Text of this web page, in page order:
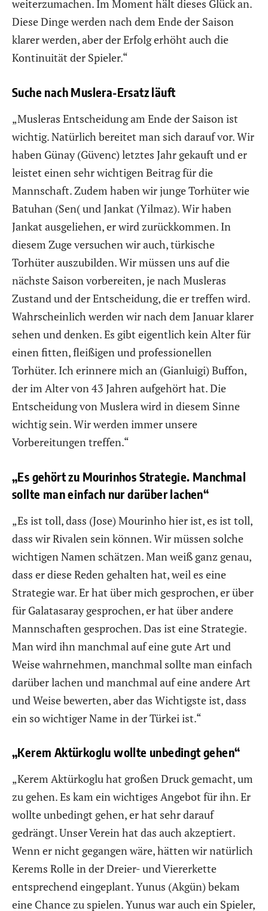
weiterzumachen. Im Moment hält dieses Glück an.
Diese Dinge werden nach dem Ende der Saison
klarer werden, aber der Erfolg erhöht auch die
Kontinuität der Spieler.“
Suche nach Muslera-Ersatz läuft
„Musleras Entscheidung am Ende der Saison ist
wichtig. Natürlich bereitet man sich darauf vor. Wir
haben Günay (Güvenc) letztes Jahr gekauft und er
leistet einen sehr wichtigen Beitrag für die
Mannschaft. Zudem haben wir junge Torhüter wie
Batuhan (Sen( und Jankat (Yilmaz). Wir haben
Jankat ausgeliehen, er wird zurückkommen. In
diesem Zuge versuchen wir auch, türkische
Torhüter auszubilden. Wir müssen uns auf die
nächste Saison vorbereiten, je nach Musleras
Zustand und der Entscheidung, die er treffen wird.
Wahrscheinlich werden wir nach dem Januar klarer
sehen und denken. Es gibt eigentlich kein Alter für
einen fitten, fleißigen und professionellen
Torhüter. Ich erinnere mich an (Gianluigi) Buffon,
der im Alter von 43 Jahren aufgehört hat. Die
Entscheidung von Muslera wird in diesem Sinne
wichtig sein. Wir werden immer unsere
Vorbereitungen treffen.“
„Es gehört zu Mourinhos Strategie. Manchmal
sollte man einfach nur darüber lachen“
„Es ist toll, dass (Jose) Mourinho hier ist, es ist toll,
dass wir Rivalen sein können. Wir müssen solche
wichtigen Namen schätzen. Man weiß ganz genau,
dass er diese Reden gehalten hat, weil es eine
Strategie war. Er hat über mich gesprochen, er über
für Galatasaray gesprochen, er hat über andere
Mannschaften gesprochen. Das ist eine Strategie.
Man wird ihn manchmal auf eine gute Art und
Weise wahrnehmen, manchmal sollte man einfach
darüber lachen und manchmal auf eine andere Art
und Weise bewerten, aber das Wichtigste ist, dass
ein so wichtiger Name in der Türkei ist.“
„Kerem Aktürkoglu wollte unbedingt gehen“
„Kerem Aktürkoglu hat großen Druck gemacht, um
zu gehen. Es kam ein wichtiges Angebot für ihn. Er
wollte unbedingt gehen, er hat sehr darauf
gedrängt. Unser Verein hat das auch akzeptiert.
Wenn er nicht gegangen wäre, hätten wir natürlich
Kerems Rolle in der Dreier- und Viererkette
entsprechend eingeplant. Yunus (Akgün) bekam
eine Chance zu spielen. Yunus war auch ein Spieler,